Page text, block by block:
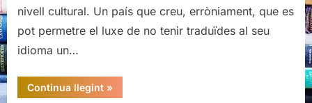
nivell cultural. Un país que creu, erròniament, que es
pot permetre el luxe de no tenir traduïdes al seu
idioma un…
Continua llegint“El
doctor
»